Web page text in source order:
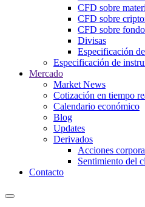
CFD sobre
CFD sobre
CFD sobre
Divisas
Especificación
Especificación de
Mercado
Market News
Cotización en tiempo
Calendario económico
Blog
Updates
Derivados
Acciones
Sentimiento del
Contacto